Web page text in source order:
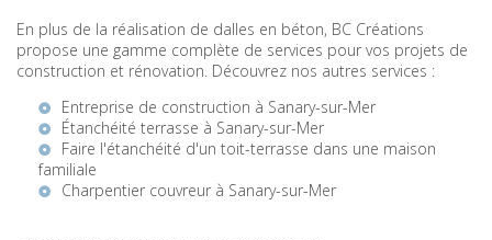
En plus de la réalisation de dalles en béton, BC Créations
propose une gamme complète de services pour vos projets de
construction et rénovation. Découvrez nos autres services :
Entreprise de construction à Sanary-sur-Mer
Étanchéité terrasse à Sanary-sur-Mer
Faire l'étanchéité d'un toit-terrasse dans une maison
familiale
Charpentier couvreur à Sanary-sur-Mer